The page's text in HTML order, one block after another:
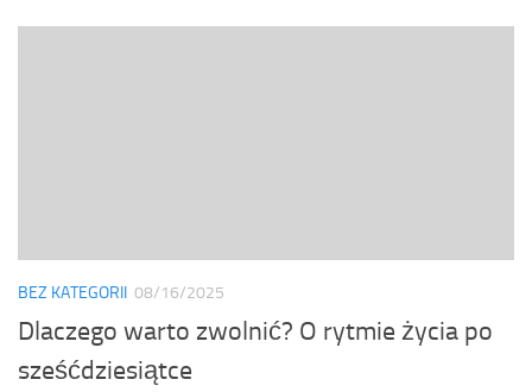
BEZ KATEGORII 08/16/2025
Dlaczego warto zwolnić? O rytmie życia po
sześćdziesiątce